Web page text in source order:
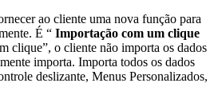
ao cliente uma nova função para
É “ Importação com um clique
clique”, o cliente não importa os dados
importa. Importa todos os dados
deslizante, Menus Personalizados,